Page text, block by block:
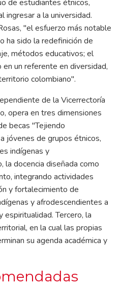
de estudiantes étnicos,
ingresar a la universidad.
"el esfuerzo más notable
ha sido la redefinición de
métodos educativos; el
un referente en diversidad,
colombiano".
de la Vicerrectoría
opera en tres dimensiones
becas "Tejiendo
jóvenes de grupos étnicos,
indígenas y
la docencia diseñada como
integrando actividades
y fortalecimiento de
y afrodescendientes a
espiritualidad. Tercero, la
en la cual las propias
su agenda académica y